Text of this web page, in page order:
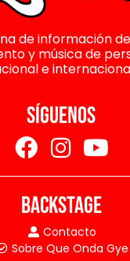
de información
y música de
e
SÍGUENOS
BACKSTAGE
Contacto
Sobre Que Onda Gye